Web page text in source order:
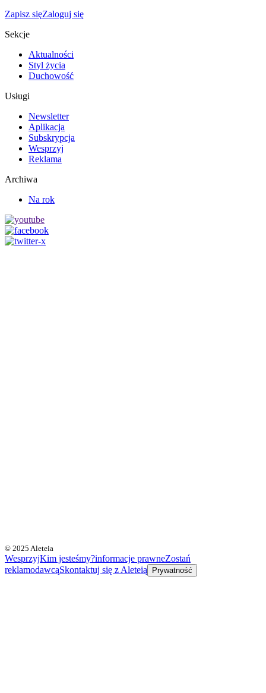
Zapisz sięZaloguj się
Sekcje
Aktualności
Styl życia
Duchowość
Usługi
Newsletter
Aplikacja
Subskrypcja
Wesprzyj
Reklama
Archiwa
Na rok
© 2025 Aleteia
WesprzyjKim jesteśmy?informacje prawneZostań
reklamodawcąSkontaktuj się z Aleteią Prywatność